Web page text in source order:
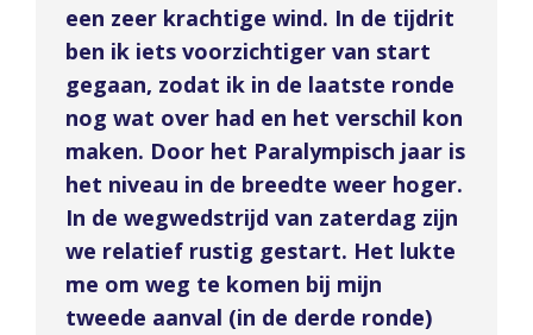
een zeer krachtige wind. In de tijdrit
ben ik iets voorzichtiger van start
gegaan, zodat ik in de laatste ronde
nog wat over had en het verschil kon
maken. Door het Paralympisch jaar is
het niveau in de breedte weer hoger.
In de wegwedstrijd van zaterdag zijn
we relatief rustig gestart. Het lukte
me om weg te komen bij mijn
tweede aanval (in de derde ronde)